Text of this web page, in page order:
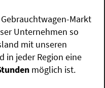
Markt
Unternehmen so
mit unseren
in jeder Region eine
möglich ist.